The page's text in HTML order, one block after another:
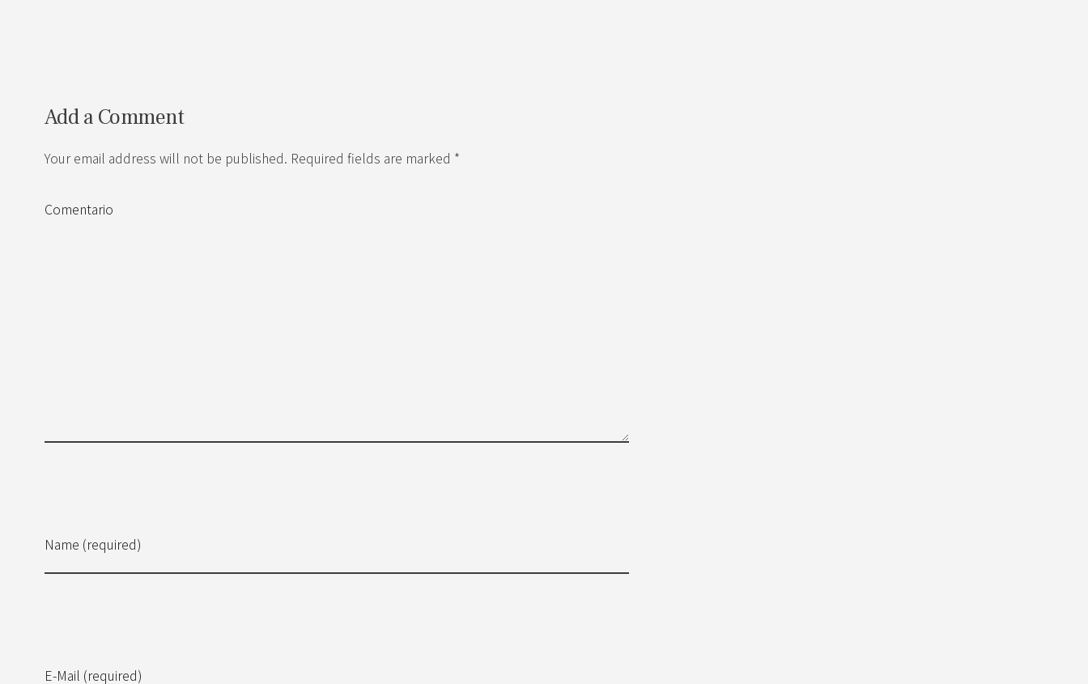
Add a Comment
Your email address will not be published. Required fields are marked *
Name (required)
E-Mail (required)
Comentario